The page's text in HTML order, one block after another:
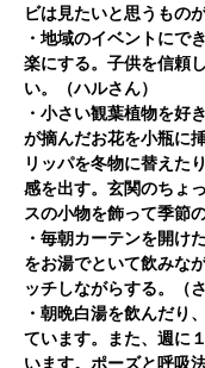
ビは見たいと思うもの
・地域のイベントにで
楽にする。子供を信頼
い。（ハルさん）
・小さい観葉植物を好
が摘んだお花を小瓶に
リッパを冬物に替えた
感を出す。玄関のちょ
スの小物を飾って季節
・毎朝カーテンを開け
をお湯でといて飲みな
ッチしながらする。（
・朝晩白湯を飲んだり
ています。また、週に
います。ポーズと呼吸